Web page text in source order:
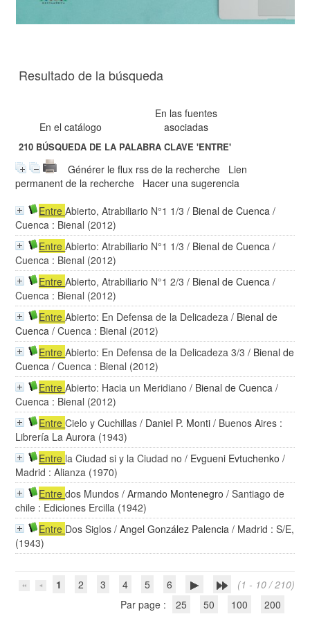
Resultado de la búsqueda
En el catálogo
En las fuentes
asociadas
210 BÚSQUEDA DE LA PALABRA CLAVE'ENTRE'
Générer le flux rss de la recherche
Lien
permanent de la recherche
Hacer una sugerencia
EntreAbierto, Atrabiliario N°1 1/3 / Bienal de Cuenca /
Cuenca : Bienal (2012)
EntreAbierto: Atrabiliario N°1 1/3 / Bienal de Cuenca /
Cuenca : Bienal (2012)
EntreAbierto, Atrabiliario N°1 2/3 / Bienal de Cuenca /
Cuenca : Bienal (2012)
EntreAbierto: En Defensa de la Delicadeza / Bienal de
Cuenca / Cuenca : Bienal (2012)
EntreAbierto: En Defensa de la Delicadeza 3/3 / Bienal de
Cuenca / Cuenca : Bienal (2012)
EntreAbierto: Hacia un Meridiano / Bienal de Cuenca /
Cuenca : Bienal (2012)
EntreCielo y Cuchillas / Daniel P. Monti / Buenos Aires :
Librería La Aurora (1943)
Entre la Ciudad si y la Ciudad no / Evgueni Evtuchenko /
Madrid : Alianza (1970)
Entredos Mundos /Armando Montenegro / Santiago de
chile : Ediciones Ercilla (1942)
Entre Dos Siglos /Angel González Palencia / Madrid : S/E,
(1943)
1 2 3 4 5 6
(1 - 10 / 210)
Par page :
25 50 100 200